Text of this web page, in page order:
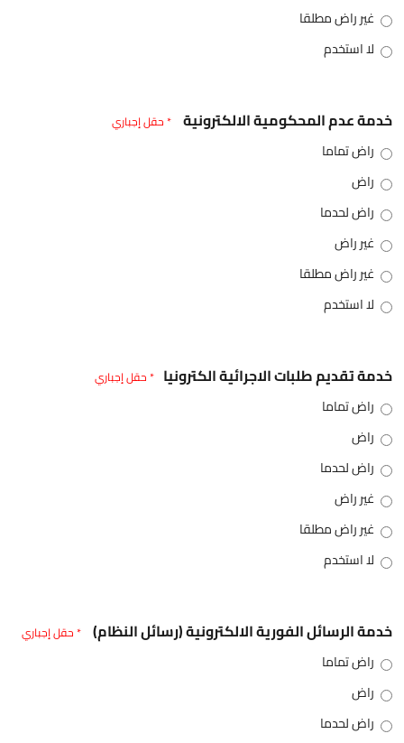
غير راض مطلقا
لا استخدم
خدمة عدم المحكومية الالكترونية * حقل إجباري
راض تماما
راض
راض لحدما
غير راض
غير راض مطلقا
لا استخدم
خدمة تقديم طلبات الاجرائية الكترونيا * حقل إجباري
راض تماما
راض
راض لحدما
غير راض
غير راض مطلقا
لا استخدم
خدمة الرسائل الفورية الالكترونية (رسائل النظام) * حقل إجباري
راض تماما
راض
راض لحدما